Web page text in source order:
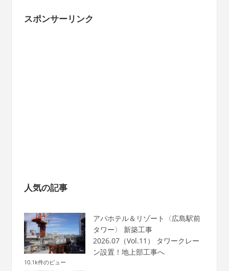
スポンサーリンク
人気の記事
アパホテル＆リゾート〈広島駅前
タワー〉 新築工事
2026.07（Vol.11） タワークレー
ン設置！地上部工事へ
10.1k件のビュー